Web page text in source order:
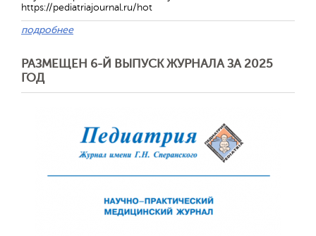
https://pediatriajournal.ru/hot
подробнее
РАЗМЕЩЕН 6-Й ВЫПУСК ЖУРНАЛА ЗА 2025
ГОД